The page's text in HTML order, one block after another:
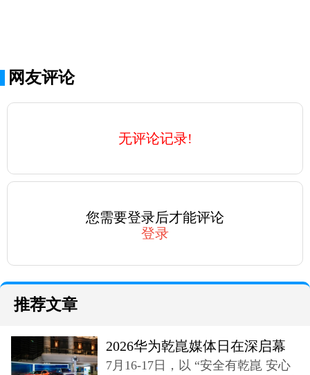
网友评论
无评论记录!
您需要登录后才能评论
登录
推荐文章
2026华为乾崑媒体日在深启幕
奕境X9登场
7月16-17日，以 “安全有乾崑 安心